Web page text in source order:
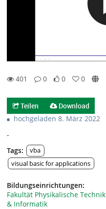
401
0
0
0
Teilen
Download
hochgeladen 8. März 2022
-
Tags:
vba
visual basic for applications
Bildungseinrichtungen:
Fakultät Physikalische Technik
& Informatik